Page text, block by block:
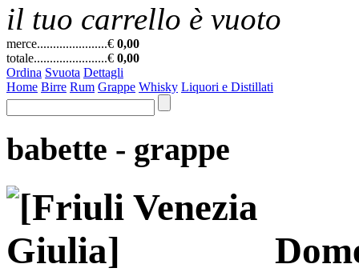
il tuo carrello è vuoto
merce......................€ 0,00
totale.......................€ 0,00
Ordina Svuota Dettagli
Home Birre Rum Grappe Whisky Liquori e Distillati
babette - grappe